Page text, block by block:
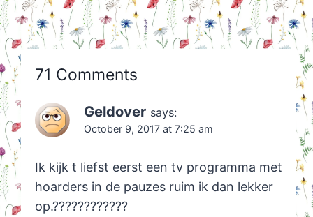
71 Comments
Geldover says:
October 9, 2017 at 7:25 am
Ik kijk t liefst eerst een tv programma met
hoarders in de pauzes ruim ik dan lekker
op.????????????